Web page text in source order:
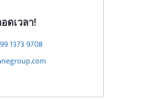
ดเวลา!
1373 9708